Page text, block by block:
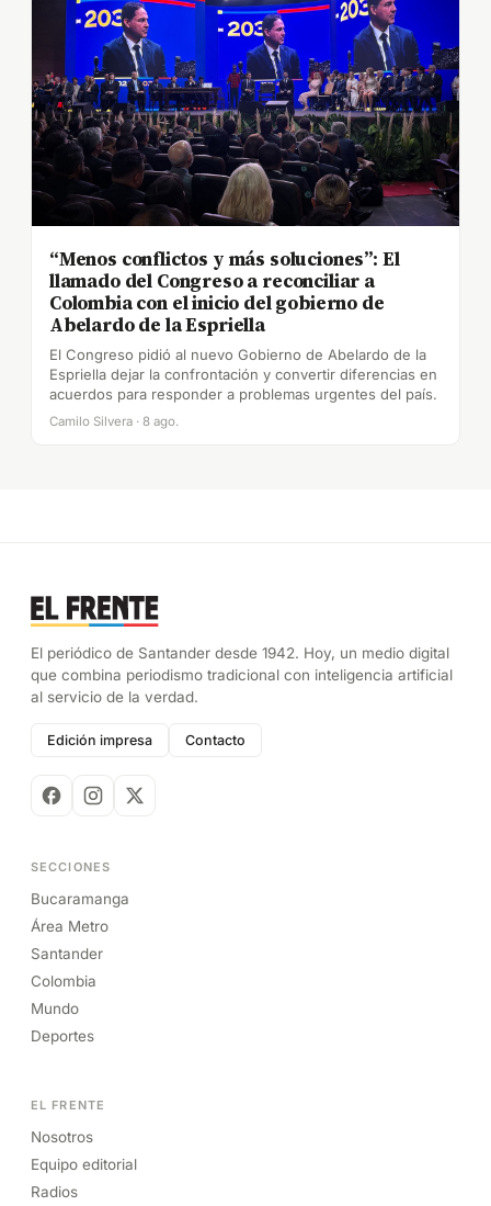
“Menos conflictos y más soluciones”: El
llamado del Congreso a reconciliar a
Colombia con el inicio del gobierno de
Abelardo de la Espriella
El Congreso pidió al nuevo Gobierno de Abelardo de la
Espriella dejar la confrontación y convertir diferencias en
acuerdos para responder a problemas urgentes del país.
Camilo Silvera · 8 ago.
El periódico de Santander desde 1942. Hoy, un medio digital
que combina periodismo tradicional con inteligencia artificial
al servicio de la verdad.
Edición impresa Contacto
SECCIONES
Bucaramanga
Área Metro
Santander
Colombia
Mundo
Deportes
EL FRENTE
Nosotros
Equipo editorial
Radios